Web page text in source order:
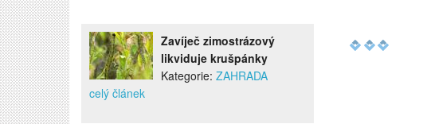
Zavíječ zimostrázový
likviduje krušpánky
Kategorie: ZAHRADA
celý článek